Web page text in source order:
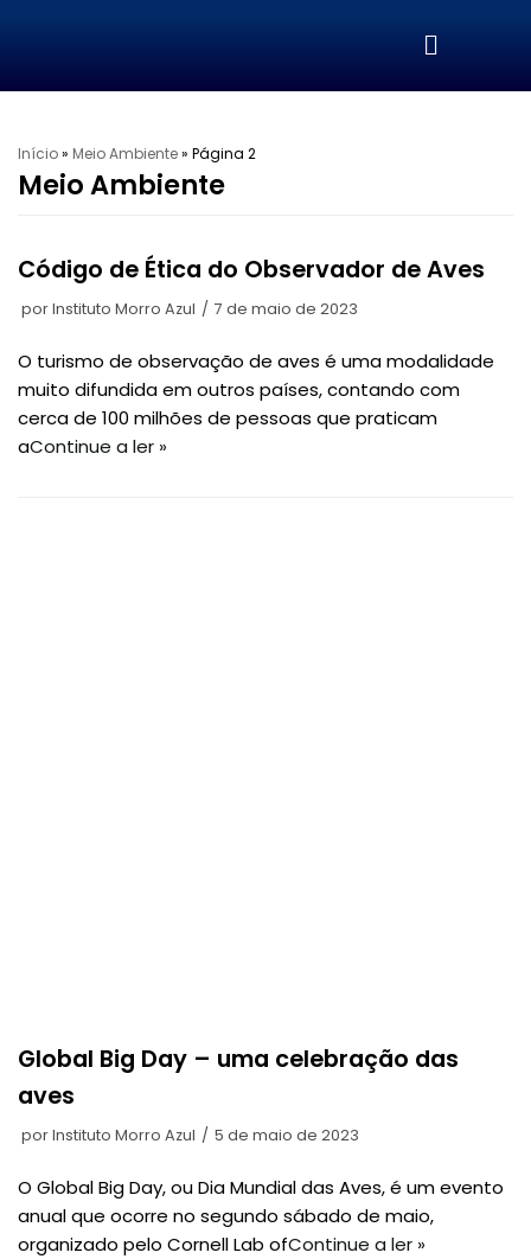
para
conteúdo
Início» Meio Ambiente» Página 2
Meio Ambiente
Código de Ética do Observador de Aves
porInstituto Morro Azul 7 de maio de 2023
O turismo de observação de aves é uma modalidade
muito difundida em outros países, contando com
cerca de 100 milhões de pessoas que praticam
aContinue a ler »
Global Big Day – uma celebração das
aves
porInstituto Morro Azul 5 de maio de 2023
O Global Big Day, ou Dia Mundial das Aves, é um evento
anual que ocorre no segundo sábado de maio,
organizado pelo Cornell Lab ofContinue a ler »